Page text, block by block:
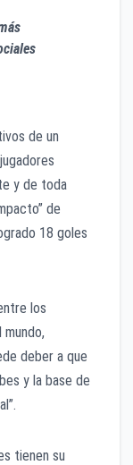
de un
y de toda
de
18 goles
los
deber a que
y la base de
tienen su